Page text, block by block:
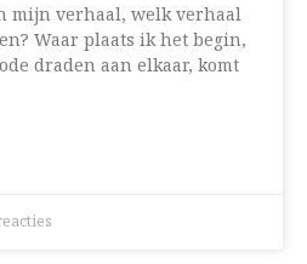
mijn verhaal, welk verhaal
Waar plaats ik het begin,
draden aan elkaar, komt